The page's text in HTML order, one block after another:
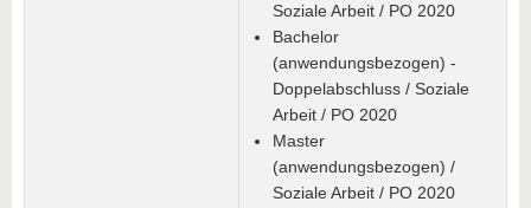
Soziale Arbeit / PO 2020
Bachelor
(anwendungsbezogen) -
Doppelabschluss / Soziale
Arbeit / PO 2020
Master
(anwendungsbezogen) /
Soziale Arbeit / PO 2020